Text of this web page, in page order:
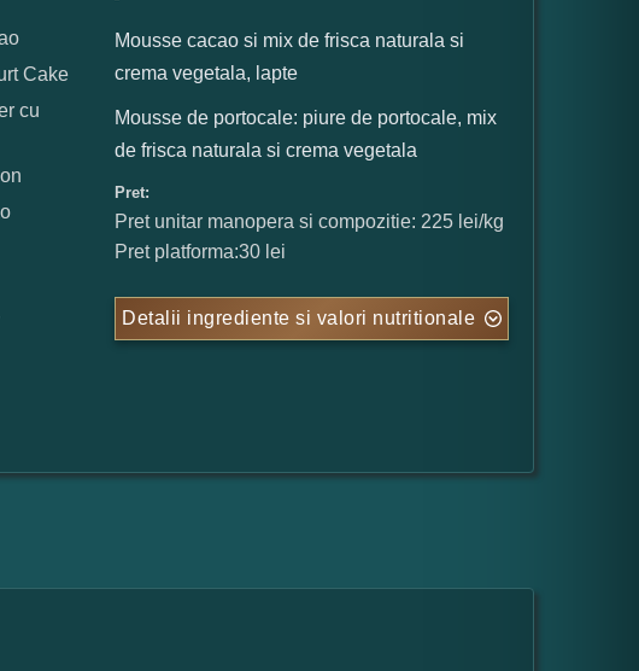
Cake
cu
Mousse cacao si mix de frisca naturala si
crema vegetala, lapte
Mousse de portocale: piure de portocale, mix
de frisca naturala si crema vegetala
Pret:
Pret unitar manopera si compozitie: 225 lei/kg
Pret platforma:30 lei
Detalii ingrediente si valori nutritionale